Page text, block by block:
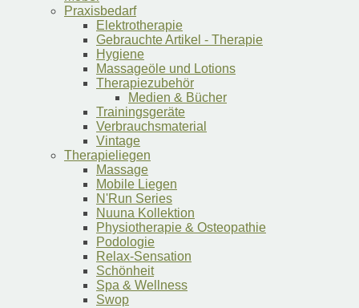
Praxisbedarf
Elektrotherapie
Gebrauchte Artikel - Therapie
Hygiene
Massageöle und Lotions
Therapiezubehör
Medien & Bücher
Trainingsgeräte
Verbrauchsmaterial
Vintage
Therapieliegen
Massage
Mobile Liegen
N'Run Series
Nuuna Kollektion
Physiotherapie & Osteopathie
Podologie
Relax-Sensation
Schönheit
Spa & Wellness
Swop